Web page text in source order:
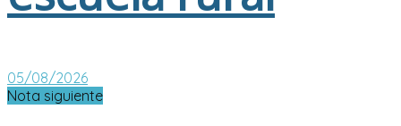
05/08/2026
Nota siguiente